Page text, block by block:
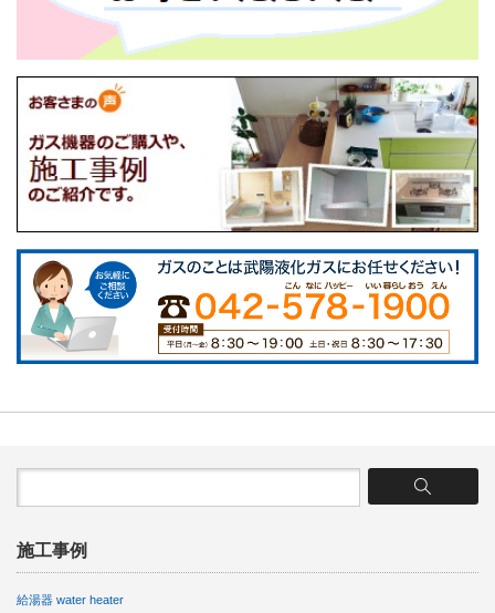
施工事例
給湯器 water heater